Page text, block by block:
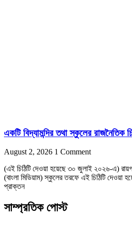
একটি বিদ্যামন্দির তথা স্কুলের রাজনৈতিক
August 2, 2026 1 Comment
(এই চিঠিটি দেওয়া হয়েছে ৩০ জুলাই ২০২৬-এ)
(বাংলা মিডিয়াম) স্কুলের তরফে এই চিঠিটি দেওয়া
প্রাক্তন
সাম্প্রতিক পোস্ট